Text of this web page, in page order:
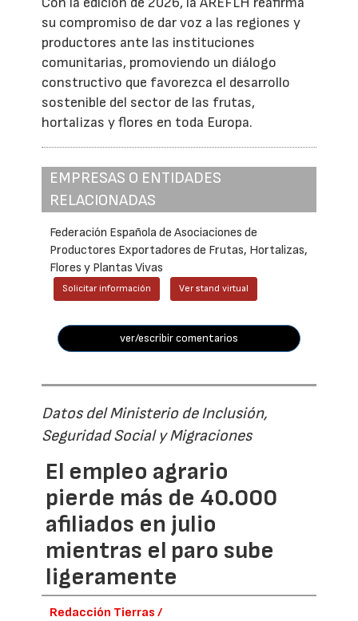
su compromiso de dar voz a las regiones y
productores ante las instituciones
comunitarias, promoviendo un diálogo
constructivo que favorezca el desarrollo
sostenible del sector de las frutas,
hortalizas y flores en toda Europa.
EMPRESAS O ENTIDADES
RELACIONADAS
Federación Española de Asociaciones de
Productores Exportadores de Frutas, Hortalizas,
Flores y Plantas Vivas
Solicitar información Ver stand virtual
ver/escribir comentarios
Datos del Ministerio de Inclusión,
Seguridad Social y Migraciones
El empleo agrario
pierde más de 40.000
afiliados en julio
mientras el paro sube
ligeramente
Redacción Tierras /